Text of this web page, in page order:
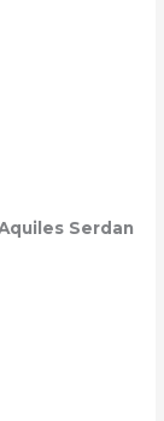
Serdan